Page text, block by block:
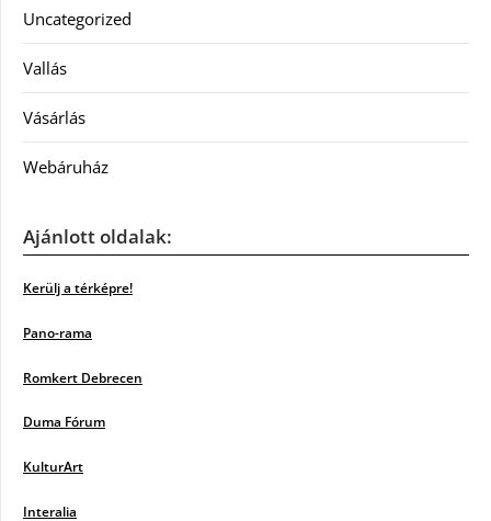
Uncategorized
Vallás
Vásárlás
Webáruház
Ajánlott oldalak:
Kerülj a térképre!
Pano-rama
Romkert Debrecen
Duma Fórum
KulturArt
Interalia